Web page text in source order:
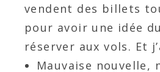
vendent des billets
pour avoir une idée
réserver aux vols. Et
Mauvaise nouvelle,